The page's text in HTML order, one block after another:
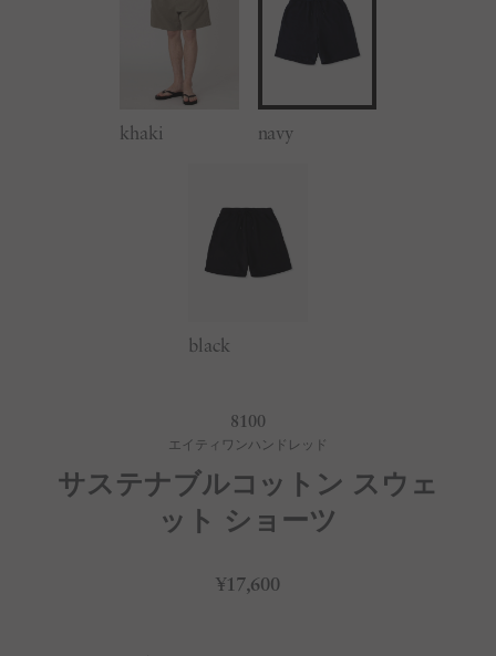
khaki navy
black
8100
エイティワンハンドレッド
サステナブルコットン スウェ
ット ショーツ
¥17,600